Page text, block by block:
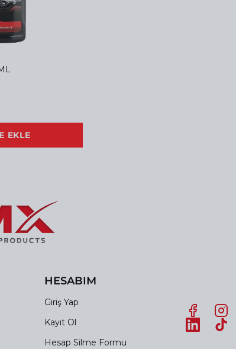
EKLE
HESABIM
Giriş Yap
Kayıt Ol
Hesap Silme Formu